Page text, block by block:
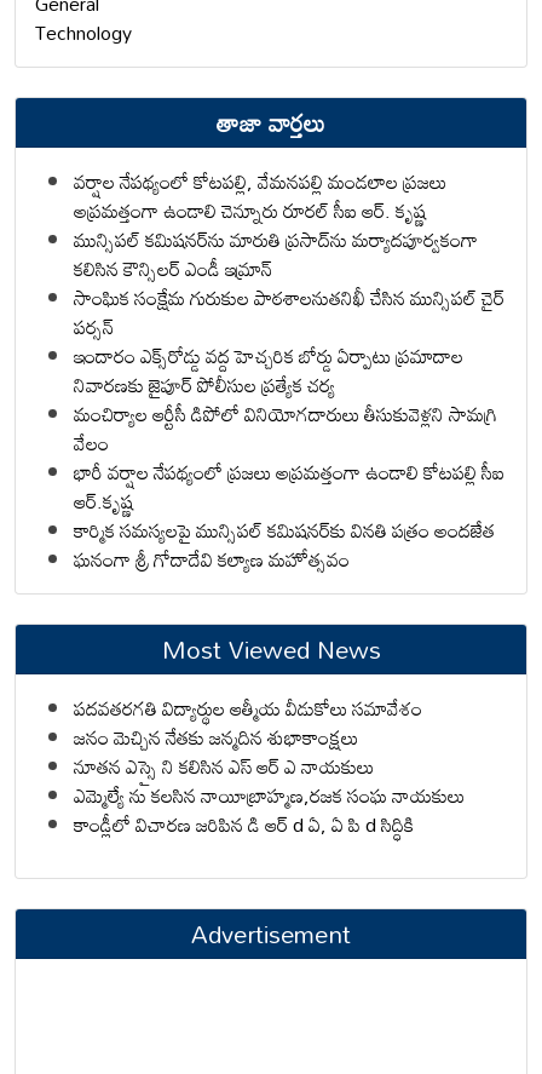
Technology
తాజా వార్తలు
వర్షాల నేపథ్యంలో కోటపల్లి, వేమనపల్లి మండలాల ప్రజలు
అప్రమత్తంగా ఉండాలి చెన్నూరు రూరల్ సీఐ ఆర్. కృష్ణ
మున్సిపల్ కమిషనర్‌ను మారుతి ప్రసాద్‌ను మర్యాదపూర్వకంగా
కలిసిన కౌన్సిలర్ ఎండీ ఇమ్రాన్ ​
సాంఘిక సంక్షేమ గురుకుల పాఠశాలనుతనిఖీ చేసిన మున్సిపల్ చైర్
పర్సన్
ఇందారం ఎక్స్‌రోడ్డు వద్ద హెచ్చరిక బోర్డు ఏర్పాటు ప్రమాదాల
నివారణకు జైపూర్ పోలీసుల ప్రత్యేక చర్య
మంచిర్యాల ఆర్టీసీ డిపోలో వినియోగదారులు తీసుకువెళ్లని సామగ్రి
వేలం
భారీ వర్షాల నేపథ్యంలో ప్రజలు అప్రమత్తంగా ఉండాలి కోటపల్లి సీఐ
ఆర్.కృష్ణ
కార్మిక సమస్యలపై మున్సిపల్ కమిషనర్‌కు వినతి పత్రం అందజేత
ఘనంగా శ్రీ గోదాదేవి కల్యాణ మహోత్సవం
Most Viewed News
పదవతరగతి విద్యార్థుల ఆత్మీయ వీడుకోలు సమావేశం
జనం మెచ్చిన నేతకు జన్మదిన శుభాకాంక్షలు
నూతన ఎస్సై ని కలిసిన ఎస్ ఆర్ ఎ నాయకులు
ఎమ్మెల్యే ను కలసిన నాయీబ్రాహ్మణ,రజక సంఘ నాయకులు
కాండ్లీలో విచారణ జరిపిన డి ఆర్ d ఏ, ఏ పి d సిద్ధికి
Advertisement